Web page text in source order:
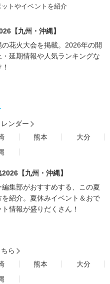
トやイベントを紹介
【九州・沖縄】
の花火大会を掲載。2026年の開
延期情報や人気ランキングな
ンダー
熊本
大分
【九州・沖縄】
編集部がおすすめする、この夏
を紹介。夏休みイベント＆おで
情報が盛りだくさん！
ら
熊本
大分